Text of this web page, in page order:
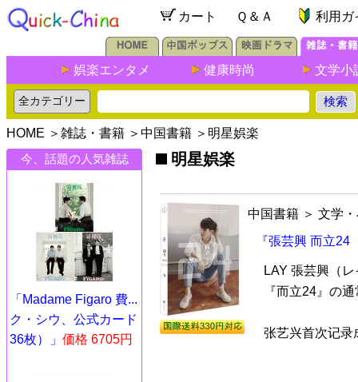
カート Ｑ＆Ａ 利用ガ
娯楽エンタメ 健康時尚 文学小
HOME ＞ 雑誌・書籍 ＞ 中国書籍 ＞明星娯楽
今、話題の人気雑誌
「Madame Figaro 費...
ク・シウ、公式カード
36枚）」 価格 6705円
明星娯楽
中国書籍 ＞ 文学
『張芸興 而立24
LAY 張芸興（
『而立24』の
张艺兴首次记录